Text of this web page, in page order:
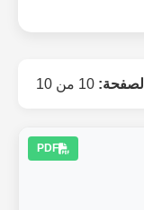
الصفحة:
PDF